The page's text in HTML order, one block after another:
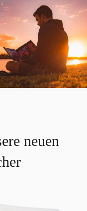
neuen